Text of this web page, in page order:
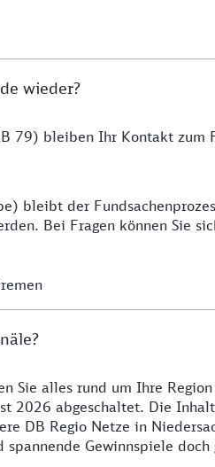
wieder?
79) bleiben Ihr Kontakt zum
bleibt der
Bei Fragen können Sie
Sie alles rund um Ihre
2026 abgeschaltet. Die
DB Regio Netze in
Gewinnspiele doch